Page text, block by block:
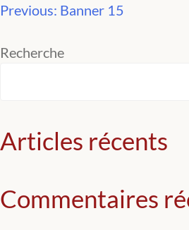
Navigation
de
Previous: Banner 15
Recherche
Articles récents
Commentaires